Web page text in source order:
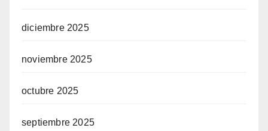
diciembre 2025
noviembre 2025
octubre 2025
septiembre 2025